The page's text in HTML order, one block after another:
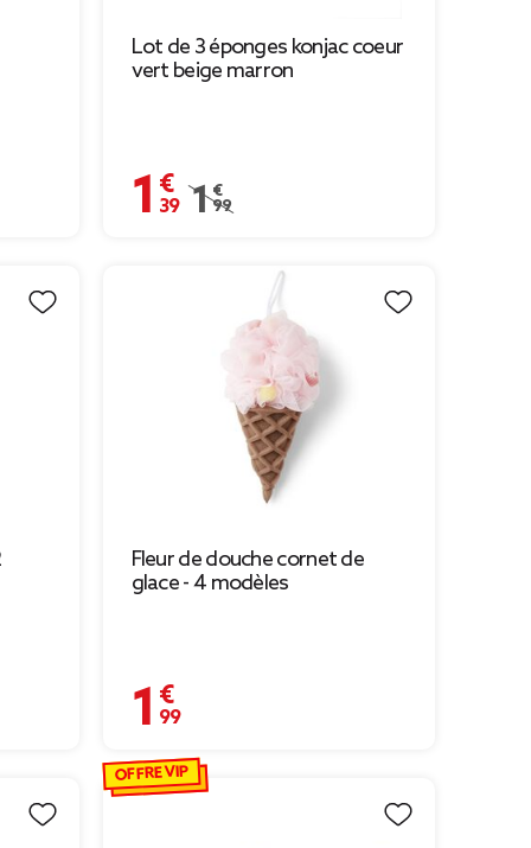
à 2,65 €
Lot de 3 éponges konjac coeur
vert beige marron
1,39 €
Prix remisé de 1,99 € à 1,39 €
1,99 €
Fleur de douche cornet de
glace - 4 modèles
1,99 €
OFFRE VIP